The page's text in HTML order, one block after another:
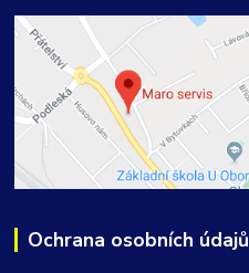
Ochrana osobních údajů